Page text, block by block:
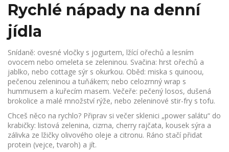
Rychlé nápady na denní
jídla
Snídaně: ovesné vločky s jogurtem, lžící ořechů a lesním
ovocem nebo omeleta se zeleninou. Svačina: hrst ořechů a
jablko, nebo cottage sýr s okurkou. Oběd: miska s quinoou,
pečenou zeleninou a tuňákem; nebo celozrnný wrap s
hummusem a kuřecím masem. Večeře: pečený losos, dušená
brokolice a malé množství rýže, nebo zeleninové stir-fry s tofu.
Chceš něco na rychlo? Připrav si večer sklenici „power salátu“ do
krabičky: listová zelenina, cizrna, cherry rajčata, kousek sýra a
zálivka ze lžičky olivového oleje a citronu. Ráno stačí přidat
protein (vejce, tvaroh) a jít.